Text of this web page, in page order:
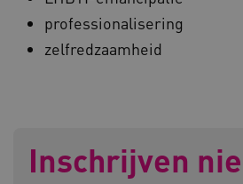
professionalisering
zelfredzaamheid
Inschrijven
AWSALBCORS
AWSALBCORS